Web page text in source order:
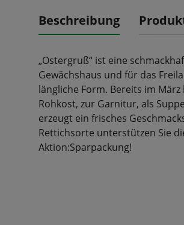
Beschreibung
„Ostergruß“ ist eine
Gewächshaus und für das
längliche Form. Bereits im
Rohkost, zur Garnitur, als
erzeugt ein frisches
Rettichsorte unterstützen Sie
Aktion:Sparpackung!